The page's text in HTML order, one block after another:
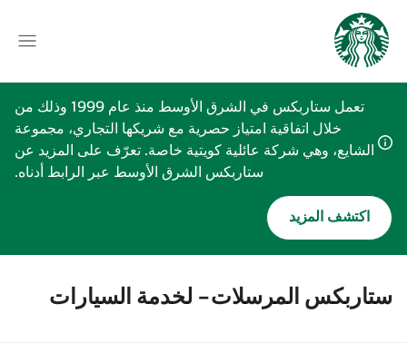
تعمل ستاربكس في الشرق الأوسط منذ عام 1999 وذلك من
خلال اتفاقية امتياز حصرية مع شريكها التجاري، مجموعة
الشايع، وهي شركة عائلية كويتية خاصة. تعرّف على المزيد عن
ستاربكس الشرق الأوسط عبر الرابط أدناه.
اكتشف المزيد
ستاربكس المرسلات- لخدمة السيارات